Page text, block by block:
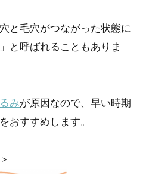
と毛穴がつながった状態に
と呼ばれることもありま
みが原因なので、早い時期
おすすめします。